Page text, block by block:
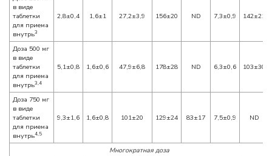
в виде
таблетки
для приема
внутрь3
2,8±0,4 1,6±1 27,2±3,9 156±20 ND 7,3±0,9 142±21
Доза 500 мг
в виде
таблетки
для приема
внутрь3,4
5,1±0,8 1,6±0,6 47,9±6,8 178±28 ND 6,3±0,6 103±30
Доза 750 мг
в виде
таблетки
для приема
внутрь4,5
9,3±1,6 1,6±0,8 101±20 129±24 83±17 7,5±0,9 ND
Многократная доза